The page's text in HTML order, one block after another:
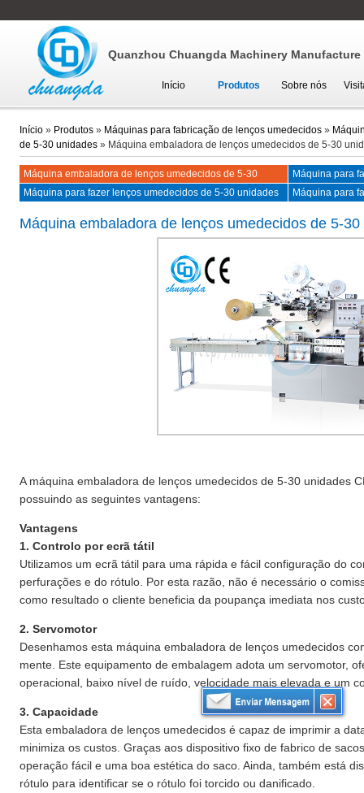
Quanzhou Chuangda Machinery Manufacture
Início Produtos Sobre nós
Início» Produtos» Máquinas para fabricação de lenços umedecidos»
de 5-30 unidades» Máquina embaladora de lenços umedecidos de 5-30
Máquina embaladora de lenços umedecidos de 5-30
unidades CD-320
Máquina para
CD-2008
Máquina para fazer lenços umedecidos de 5-30 unidades
Máquina para
Máquina embaladora de lenços umedecidos de 5-30
A máquina embaladora de lenços umedecidos de 5-30 unidades
possuindo as seguintes vantagens:
Vantagens
1. Controlo por ecrã tátil
Utilizamos um ecrã tátil para uma rápida e fácil configuração do
perfurações e do rótulo. Por esta razão, não é necessário o
como resultado o cliente beneficia da poupança imediata nos
2. Servomotor
Desenhamos esta máquina embaladora de lenços umedecidos
mente. Este equipamento de embalagem adota um servomotor,
operacional, baixo nível de ruído, velocidade mais elevada e um
3. Capacidade
Esta embaladora de lenços umedecidos é capaz de imprimir a
minimiza os custos. Graças aos dispositivo fixo de fabrico de
operação fácil e uma boa estética do saco. Ainda, também está
rótulo para identificar se o rótulo foi torcido ou danificado.